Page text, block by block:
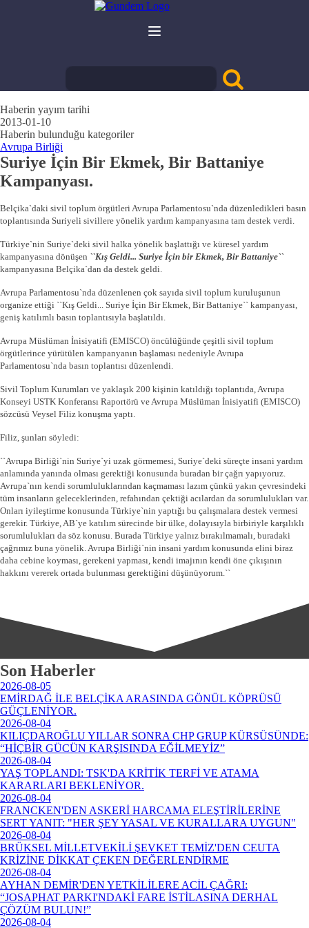
Haberin yayım tarihi
2013-01-10
Haberin bulunduğu kategoriler
Avrupa Birliği
Suriye İçin Bir Ekmek, Bir Battaniye
Kampanyası.
Belçika`daki sivil toplum örgütleri Avrupa Parlamentosu`nda düzenledikleri basın
toplantısında Suriyeli sivillere yönelik yardım kampanyasına tam destek verdi.
Türkiye`nin Suriye`deki sivil halka yönelik başlattığı ve küresel yardım
kampanyasına dönüşen ``Kış Geldi... Suriye İçin bir Ekmek, Bir Battaniye``
kampanyasına Belçika`dan da destek geldi.
Avrupa Parlamentosu`nda düzenlenen çok sayıda sivil toplum kuruluşunun
organize ettiği ``Kış Geldi... Suriye İçin Bir Ekmek, Bir Battaniye`` kampanyası,
geniş katılımlı basın toplantısıyla başlatıldı.
Avrupa Müslüman İnisiyatifi (EMISCO) öncülüğünde çeşitli sivil toplum
örgütlerince yürütülen kampanyanın başlaması nedeniyle Avrupa
Parlamentosu`nda basın toplantısı düzenlendi.
Sivil Toplum Kurumları ve yaklaşık 200 kişinin katıldığı toplantıda, Avrupa
Konseyi USTK Konferansı Raportörü ve Avrupa Müslüman İnisiyatifi (EMISCO)
sözcüsü Veysel Filiz konuşma yaptı.
Filiz, şunları söyledi:
``Avrupa Birliği`nin Suriye`yi uzak görmemesi, Suriye`deki süreçte insani yardım
anlamında yanında olması gerektiği konusunda buradan bir çağrı yapıyoruz.
Avrupa`nın kendi sorumluluklarından kaçmaması lazım çünkü yakın çevresindeki
tüm insanların geleceklerinden, refahından çektiği acılardan da sorumlulukları var.
Onları iyileştirme konusunda Türkiye`nin yaptığı bu çalışmalara destek vermesi
gerekir. Türkiye, AB`ye katılım sürecinde bir ülke, dolayısıyla birbiriyle karşılıklı
sorumlulukları da söz konusu. Burada Türkiye yalnız bırakılmamalı, buradaki
çağrımız buna yönelik. Avrupa Birliği`nin insani yardım konusunda elini biraz
daha cebine koyması, gerekeni yapması, kendi imajının kendi öne çıkışının
hakkını vererek ortada bulunması gerektiğini düşünüyorum.``
Son Haberler
2026-08-05
EMİRDAĞ İLE BELÇİKA ARASINDA GÖNÜL KÖPRÜSÜ
GÜÇLENİYOR.
2026-08-04
KILIÇDAROĞLU YILLAR SONRA CHP GRUP KÜRSÜSÜNDE:
“HİÇBİR GÜCÜN KARŞISINDA EĞİLMEYİZ”
2026-08-04
YAŞ TOPLANDI: TSK'DA KRİTİK TERFİ VE ATAMA
KARARLARI BEKLENİYOR.
2026-08-04
FRANCKEN'DEN ASKERİ HARCAMA ELEŞTİRİLERİNE
SERT YANIT: "HER ŞEY YASAL VE KURALLARA UYGUN"
2026-08-04
BRÜKSEL MİLLETVEKİLİ ŞEVKET TEMİZ'DEN CEUTA
KRİZİNE DİKKAT ÇEKEN DEĞERLENDİRME
2026-08-04
AYHAN DEMİR'DEN YETKİLİLERE ACİL ÇAĞRI:
“JOSAPHAT PARKI'NDAKİ FARE İSTİLASINA DERHAL
ÇÖZÜM BULUN!”
2026-08-04